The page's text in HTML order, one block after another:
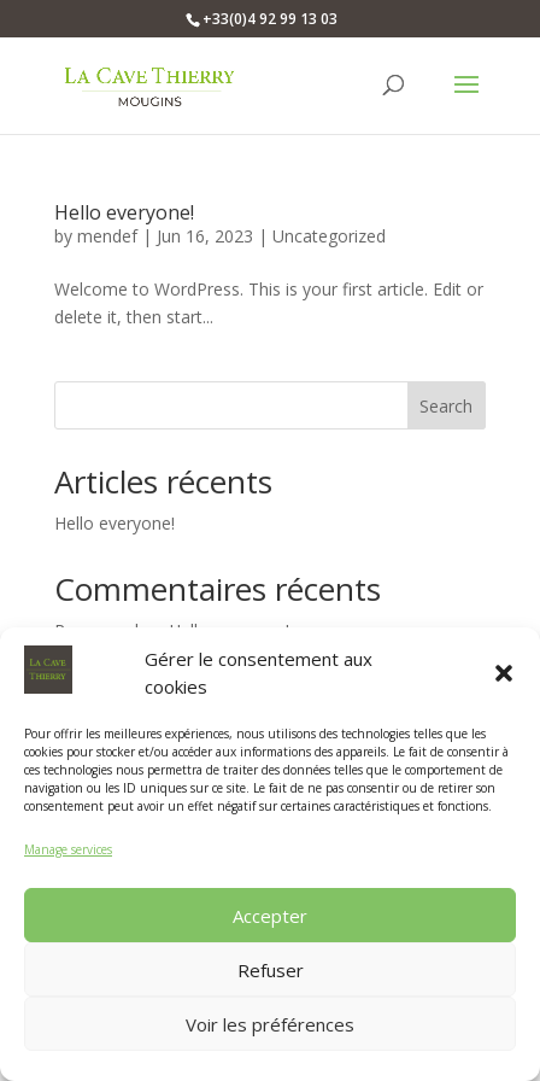
Gérer le consentement aux
cookies
Pour offrir les meilleures expériences, nous utilisons des technologies telles que les
cookies pour stocker et/ou accéder aux informations des appareils. Le fait de consentir à
ces technologies nous permettra de traiter des données telles que le comportement de
navigation ou les ID uniques sur ce site. Le fait de ne pas consentir ou de retirer son
consentement peut avoir un effet négatif sur certaines caractéristiques et fonctions.
Manage services
Accepter
Refuser
Voir les préférences
+33(0)4 92 99 13 03
Hello everyone!
by mendef| Jun 16, 2023 | Uncategorized
Welcome to WordPress. This is your first article. Edit or
delete it, then start...
Search
Articles récents
Hello everyone!
Commentaires récents
Ramonved
Hello everyone!
JamesBit
onHello everyone!
888starz_cyEionHello everyone!
MarcusshardonHello everyone!
Elegant Themes
WordPress